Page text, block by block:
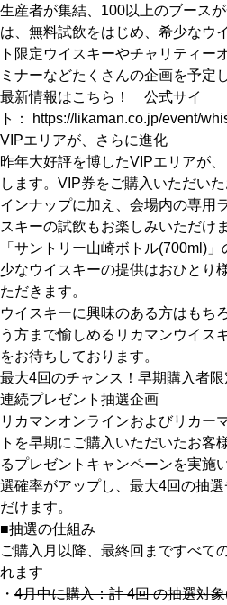
MAIN MENU
SERIES
カレーが好き
京都おやつクラ
私と店のはなし
今月の京みやげ
京都の書店
CULTURE
生産者が集結、100以上のブース
は、無料試飲をはじめ、希少なウ
ト限定ウイスキーやチャリティー
ミナーなどたくさんの企画を予定
最新情報はこちら！ 公式サイ
ト：
https://likaman.co.jp/event/
VIPエリアが、さらに進化
昨年大好評を博したVIPエリアが
します。VIP券をご購入いただい
インナップに加え、会場内の専用
スキーの試飲もお楽しみいただけ
「サントリー山崎ボトル(700ml)
少なウイスキーの提供はおひとり
ただきます。
ウイスキーに興味のある方はもち
う方まで愉しめるリカマンウイス
をお待ちしております。
最大4回のチャンス！早期購入者限
連続プレゼント抽選企画
リカマンオンラインおよびリカー
トを早期にご購入いただいたお客
るプレゼントキャンペーンを実施
選確率がアップし、最大4回の抽
だけます。
■抽選の仕組み
ご購入月以降、最終回まですべて
れます
・ 4月中に購入：計 4回 の抽選対